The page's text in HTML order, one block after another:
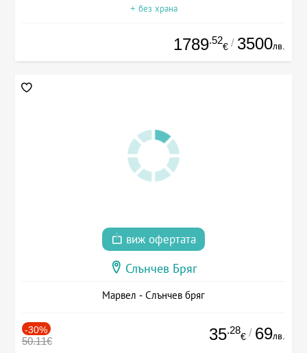
+ без храна
1789.52
€ / 3500лв.
виж офертата
Слънчев Бряг
Марвел - Слънчев бряг
-30%
50.11€ 35.28
€ / 69лв.